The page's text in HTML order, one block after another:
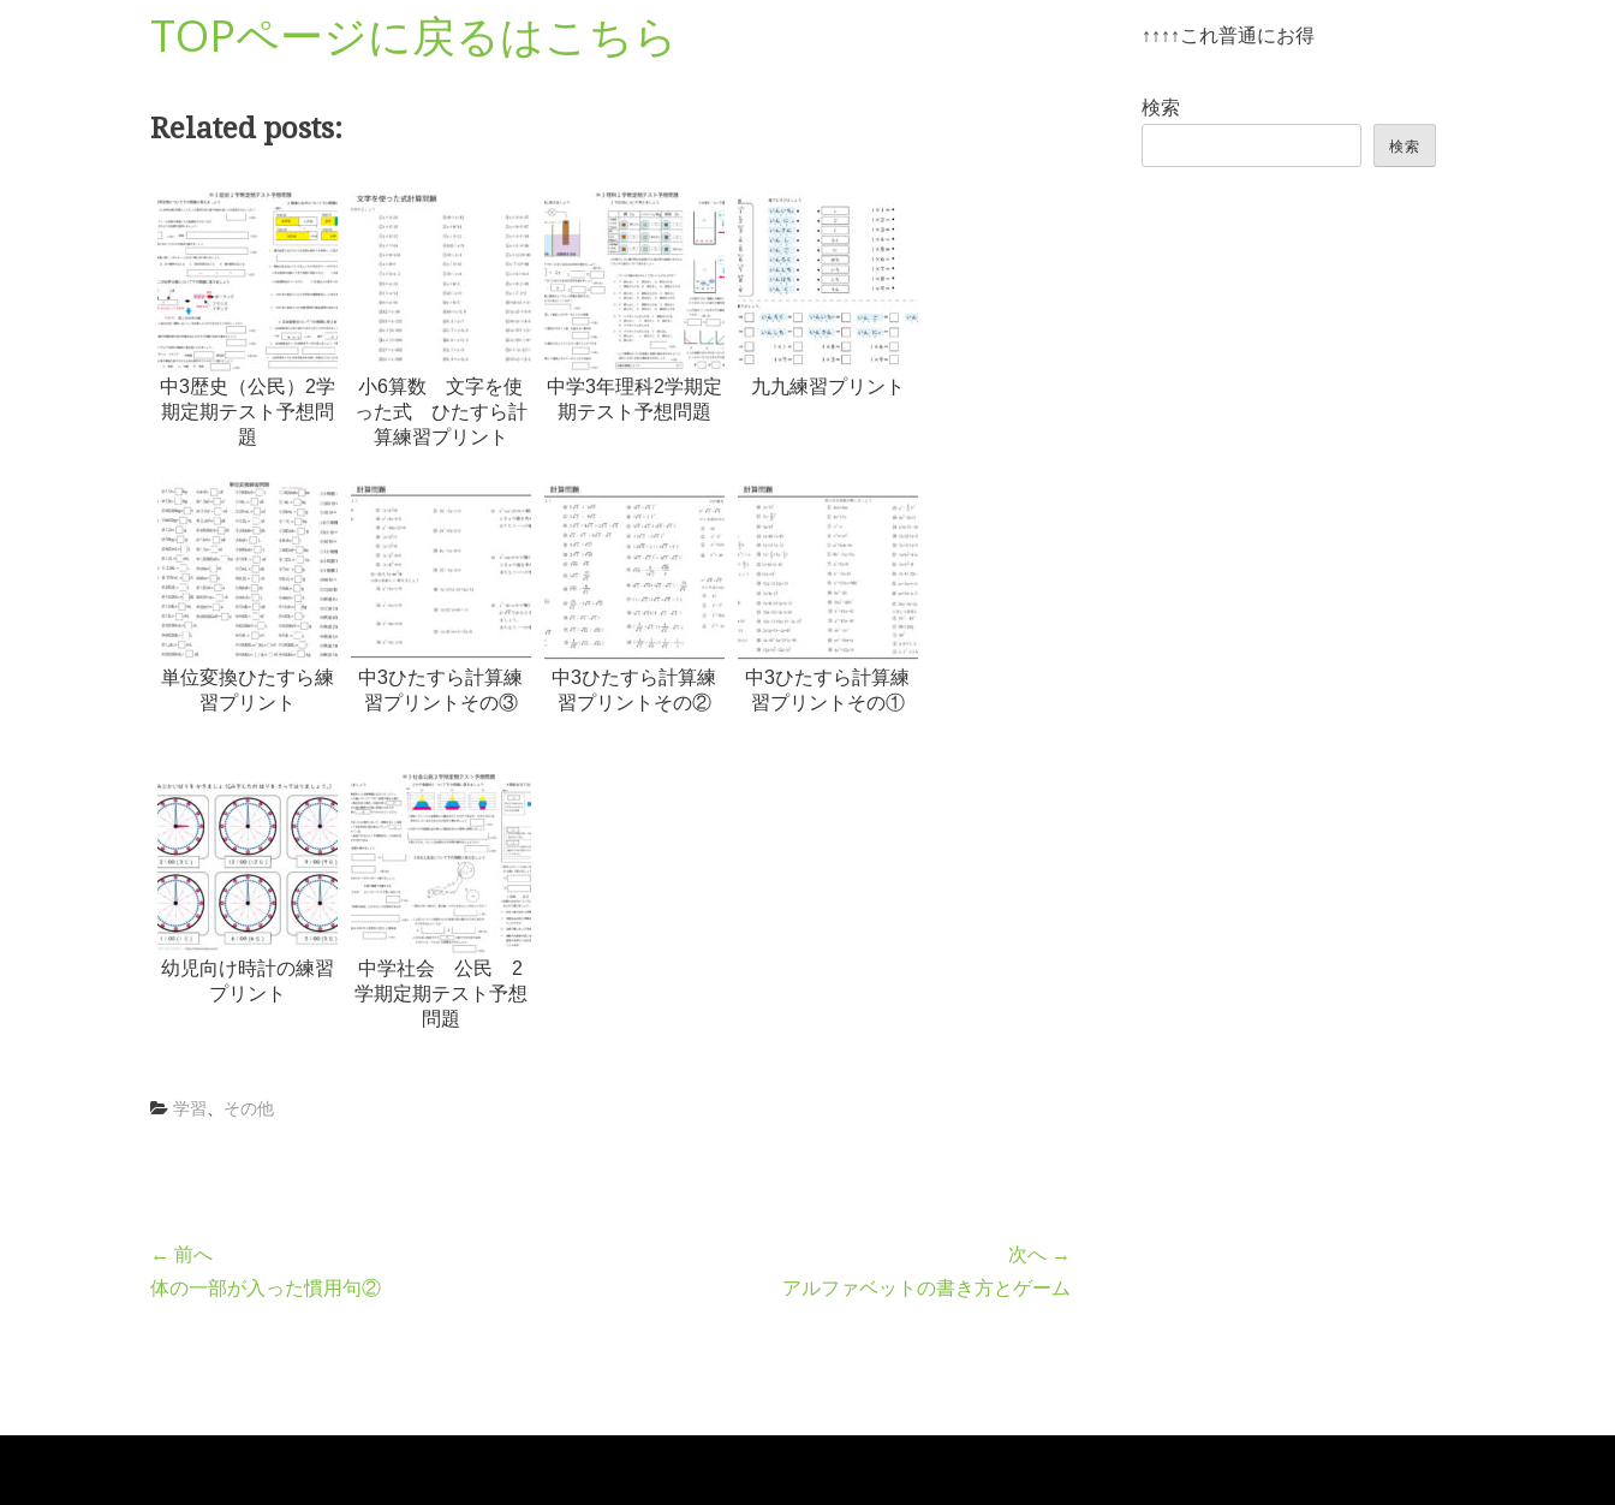
TOPページに戻るはこちら
Related posts:
中3歴史（公民）2学
期定期テスト予想問
題
小6算数 文字を使
った式 ひたすら計
算練習プリント
中学3年理科2学期定
期テスト予想問題
九九練習プリント
単位変換ひたすら練
習プリント
中3ひたすら計算練
習プリントその③
中3ひたすら計算練
習プリントその②
中3ひたすら計算練
習プリントその①
幼児向け時計の練習
プリント
中学社会 公民 2
学期定期テスト予想
問題
学習 その他
← 前へ
体の一部が入った慣用句②
次へ →
アルファベットの書き方とゲーム
↑↑↑↑これ普通にお得
検索
検索